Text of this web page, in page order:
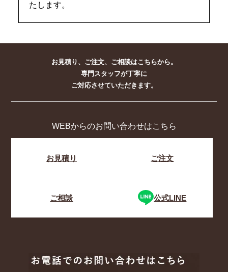
たします。
お見積り、ご注文、ご相談はこちらから。
専門スタッフが丁寧に
ご対応させていただきます。
WEBからのお問い合わせはこちら
お見積り ご注文
ご相談 公式LINE